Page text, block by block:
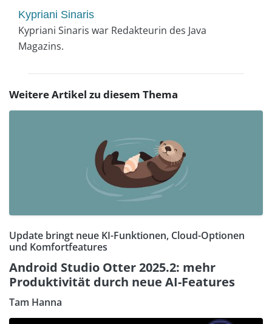
Kypriani Sinaris
Kypriani Sinaris war Redakteurin des Java
Magazins.
Weitere Artikel zu diesem Thema
Update bringt neue KI-Funktionen, Cloud-Optionen
und Komfortfeatures
Android Studio Otter 2025.2: mehr
Produktivität durch neue AI-Features
Tam Hanna